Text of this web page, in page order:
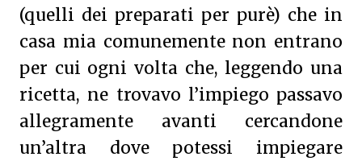
(quelli dei preparati per purè) che in
casa mia comunemente non entrano
per cui ogni volta che, leggendo una
ricetta, ne trovavo l’impiego passavo
allegramente avanti cercandone
un’altra dove potessi impiegare